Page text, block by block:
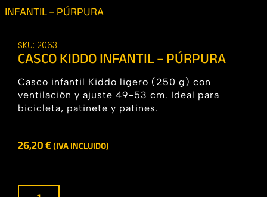
INFANTIL – PÚRPURA
SKU: 2063
CASCO KIDDO INFANTIL – PÚRPURA
Casco infantil Kiddo ligero (250 g) con
ventilación y ajuste 49-53 cm. Ideal para
bicicleta, patinete y patines.
26,20€(IVA INCLUIDO)